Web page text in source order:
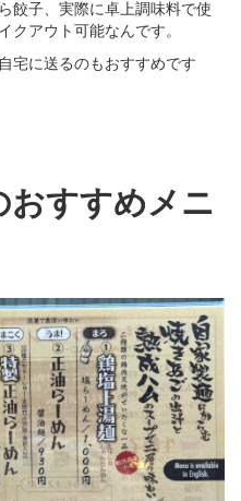
餃子、実際に卓上調味料で使
アウト可能なんです。
宅に送るのもおすすめです
すすめメニ